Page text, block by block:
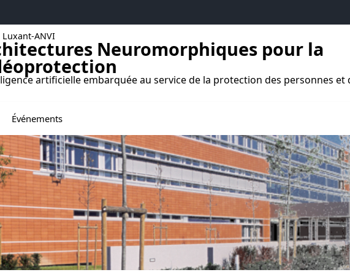
Luxant-ANVI
Neuromorphiques pour la
artificielle embarquée au service de la protection des personnes et
Événements